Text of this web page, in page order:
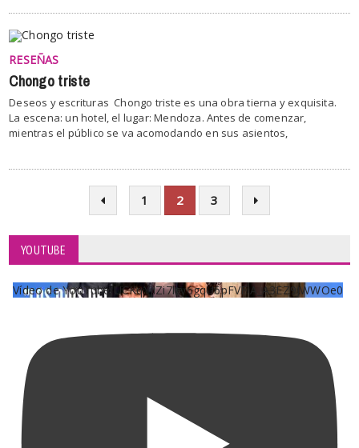
RESEÑAS
Chongo triste
Deseos y escrituras Chongo triste es una obra tierna y exquisita.
La escena: un hotel, el lugar: Mendoza. Antes de comenzar,
mientras el público se va acomodando en sus asientos,
1 2 3
YOUTUBE
Vídeo de YouTube UCKqYjiZi7lzy6gqU6pFVFiA_A3EZ9JWWOe0